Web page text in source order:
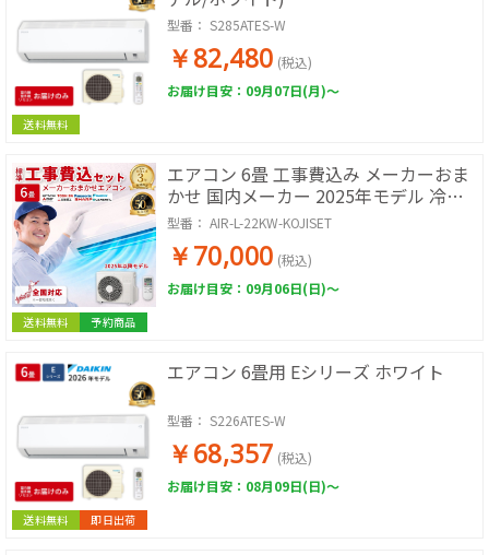
送料無料
型番： S285ATES-W
￥82,480 (税込)
お届け目安：09月07日(月)～
送料無料 予約商品
エアコン 6畳 工事費込み メーカーおま
かせ 国内メーカー 2025年モデル 冷房
暖房 冷暖房 100V ルームエアコン 工事
保証3年 工事費込み 工事費込 工事込み
工事込
型番： AIR-L-22KW-KOJISET
￥70,000 (税込)
お届け目安：09月06日(日)～
送料無料 即日出荷
エアコン 6畳用 Eシリーズ ホワイト
型番： S226ATES-W
￥68,357 (税込)
お届け目安：08月09日(日)～